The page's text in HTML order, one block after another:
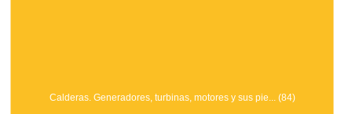
Calderas. Generadores, turbinas, motores y sus pie... (84)